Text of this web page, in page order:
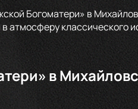
Богоматери» в
атмосферу классического
в